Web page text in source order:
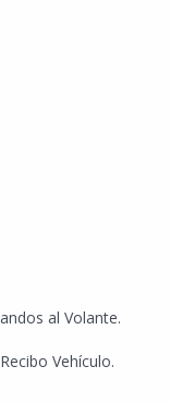
al Volante.
Vehículo.